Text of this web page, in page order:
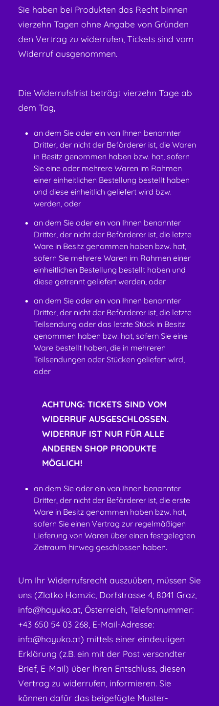
Sie haben bei Produkten das Recht binnen
vierzehn Tagen ohne Angabe von Gründen
den Vertrag zu widerrufen, Tickets sind vom
Widerruf ausgenommen.
Die Widerrufsfrist beträgt vierzehn Tage ab
dem Tag,
an dem Sie oder ein von Ihnen benannter
Dritter, der nicht der Beförderer ist, die Waren
in Besitz genommen haben bzw. hat, sofern
Sie eine oder mehrere Waren im Rahmen
einer einheitlichen Bestellung bestellt haben
und diese einheitlich geliefert wird bzw.
werden, oder
an dem Sie oder ein von Ihnen benannter
Dritter, der nicht der Beförderer ist, die letzte
Ware in Besitz genommen haben bzw. hat,
sofern Sie mehrere Waren im Rahmen einer
einheitlichen Bestellung bestellt haben und
diese getrennt geliefert werden, oder
an dem Sie oder ein von Ihnen benannter
Dritter, der nicht der Beförderer ist, die letzte
Teilsendung oder das letzte Stück in Besitz
genommen haben bzw. hat, sofern Sie eine
Ware bestellt haben, die in mehreren
Teilsendungen oder Stücken geliefert wird,
oder
ACHTUNG: TICKETS SIND VOM
WIDERRUF AUSGESCHLOSSEN.
WIDERRUF IST NUR FÜR ALLE
ANDEREN SHOP PRODUKTE
MÖGLICH!
an dem Sie oder ein von Ihnen benannter
Dritter, der nicht der Beförderer ist, die erste
Ware in Besitz genommen haben bzw. hat,
sofern Sie einen Vertrag zur regelmäßigen
Lieferung von Waren über einen festgelegten
Zeitraum hinweg geschlossen haben.
Um Ihr Widerrufsrecht auszuüben, müssen Sie
uns (Zlatko Hamzic, Dorfstrasse 4, 8041 Graz,
info@hayuko.at, Österreich, Telefonnummer:
+43 650 54 03 268, E-Mail-Adresse:
info@hayuko.at) mittels einer eindeutigen
Erklärung (z.B. ein mit der Post versandter
Brief, E-Mail) über Ihren Entschluss, diesen
Vertrag zu widerrufen, informieren. Sie
können dafür das beigefügte Muster-